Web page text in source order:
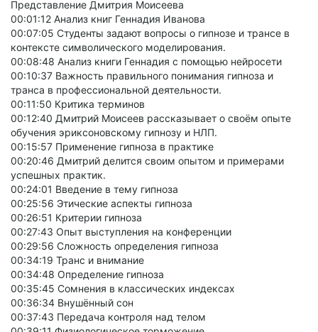
Представление Дмитрия Моисеева
00:01:12 Анализ книг Геннадия Иванова
00:07:05 Студенты задают вопросы о гипнозе и трансе в
контексте символического моделирования.
00:08:48 Анализ книги Геннадия с помощью нейросети
00:10:37 Важность правильного понимания гипноза и
транса в профессиональной деятельности.
00:11:50 Критика терминов
00:12:40 Дмитрий Моисеев рассказывает о своём опыте
обучения эриксоновскому гипнозу и НЛП.
00:15:57 Применение гипноза в практике
00:20:46 Дмитрий делится своим опытом и примерами
успешных практик.
00:24:01 Введение в тему гипноза
00:25:56 Этические аспекты гипноза
00:26:51 Критерии гипноза
00:27:43 Опыт выступления на конференции
00:29:56 Сложность определения гипноза
00:34:19 Транс и внимание
00:34:48 Определение гипноза
00:35:45 Сомнения в классических индексах
00:36:34 Внушённый сон
00:37:43 Передача контроля над телом